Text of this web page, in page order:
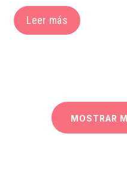
Leer más
MOSTRAR